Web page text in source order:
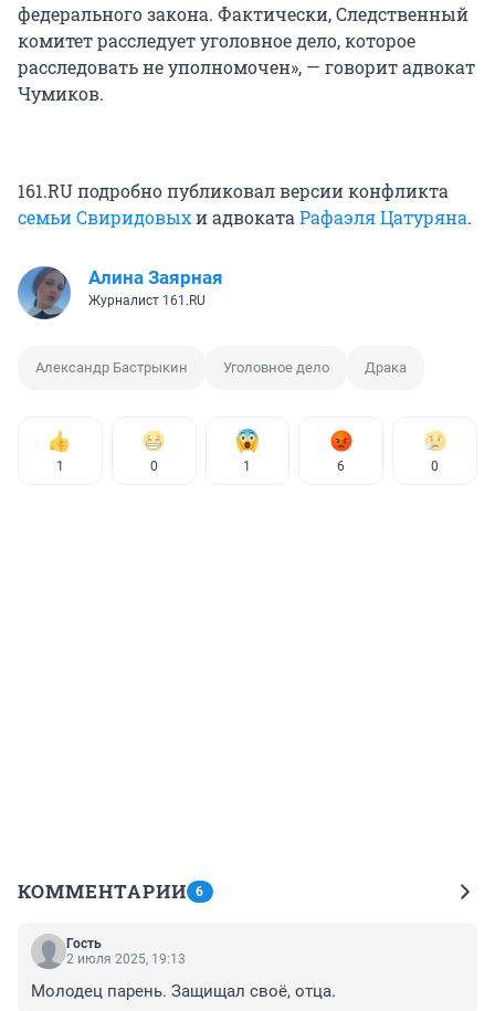
федерального закона. Фактически, Следственный
комитет расследует уголовное дело, которое
расследовать не уполномочен», — говорит адвокат
Чумиков.
161.RU подробно публиковал версии конфликта
семьи Свиридовыхи адвокатаРафаэля Цатуряна.
Алина Заярная
Журналист 161.RU
Александр Бастрыкин Уголовное дело Драка
1 0 1 6 0
КОММЕНТАРИИ 6
Гость
2 июля 2025, 19:13
Молодец парень. Защищал своё, отца.